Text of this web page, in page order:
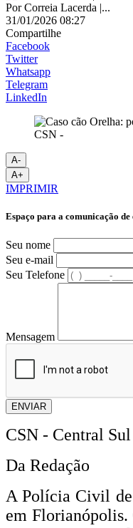
PorCorreia Lacerda |...
31/01/2026 08:27
Compartilhe
Facebook
Twitter
Whatsapp
Telegram
LinkedIn
CSN -
A-
A+
IMPRIMIR
Espaço para a comunicação de
Seu nome
Seu e-mail
Seu Telefone
Mensagem
ENVIAR
CSN - Central
Da Redação
A Polícia Civil de
em Florianópolis.